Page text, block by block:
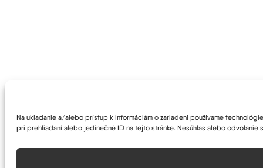
Na ukladanie a/alebo prístup k informáciám o zariadení používame
pri prehliadaní alebo jedinečné ID na tejto stránke. Nesúhlas alebo odvolanie